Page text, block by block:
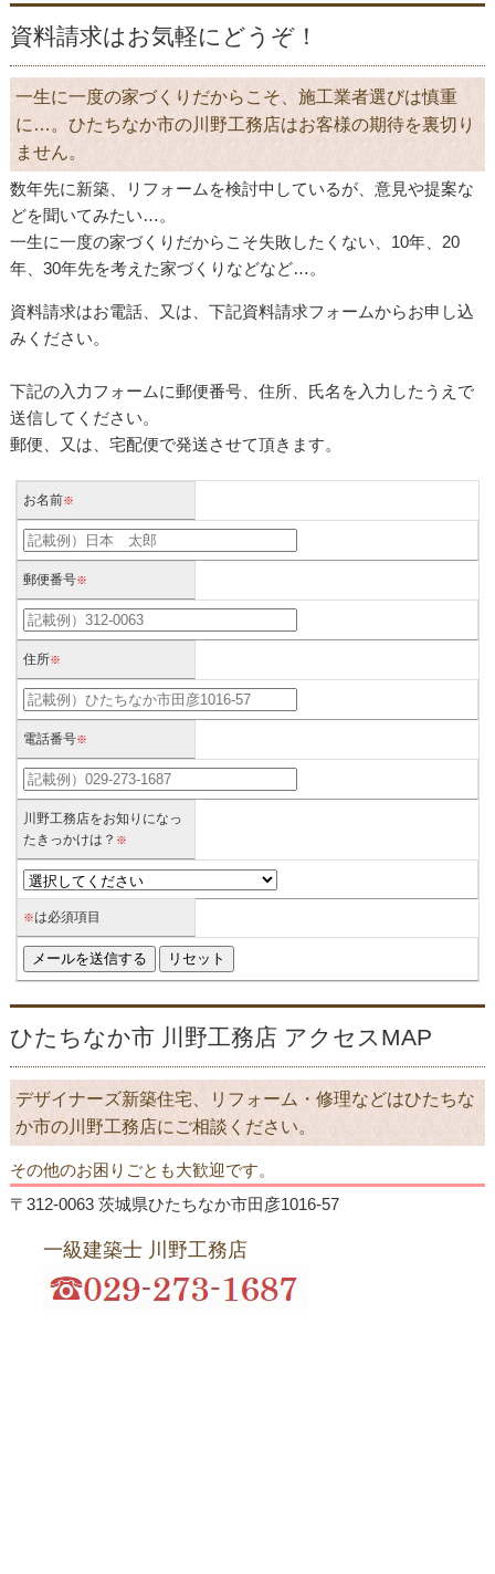
資料請求はお気軽にどうぞ！
一生に一度の家づくりだからこそ、施工業者選びは慎重
に…。ひたちなか市の川野工務店はお客様の期待を裏切り
ません。
数年先に新築、リフォームを検討中しているが、意見や提案な
どを聞いてみたい…。
一生に一度の家づくりだからこそ失敗したくない、10年、20
年、30年先を考えた家づくりなどなど…。
資料請求はお電話、又は、下記資料請求フォームからお申し込
みください。
下記の入力フォームに郵便番号、住所、氏名を入力したうえで
送信してください。
郵便、又は、宅配便で発送させて頂きます。
お名前※
郵便番号※
住所※
電話番号※
川野工務店をお知りになっ
たきっかけは？ ※
※は必須項目
ひたちなか市 川野工務店 アクセスMAP
デザイナーズ新築住宅、リフォーム・修理などはひたちな
か市の川野工務店にご相談ください。
その他のお困りごとも大歓迎です。
〒312-0063 茨城県ひたちなか市田彦1016-57
一級建築士 川野工務店